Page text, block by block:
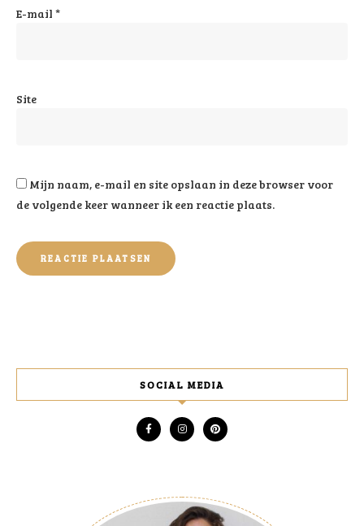
E-mail *
Site
Mijn naam, e-mail en site opslaan in deze browser voor
de volgende keer wanneer ik een reactie plaats.
SOCIAL MEDIA